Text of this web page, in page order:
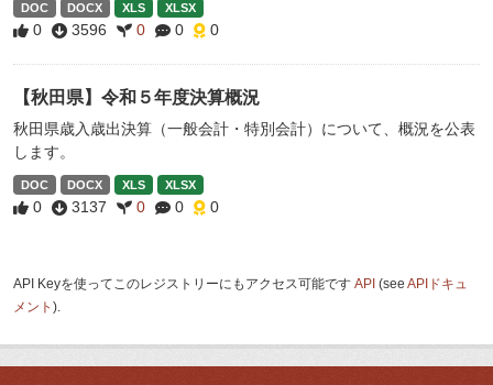
DOC DOCX XLS XLSX
0 3596 0 0 0
【秋田県】令和５年度決算概況
秋田県歳入歳出決算（一般会計・特別会計）について、概況を公表
します。
DOC DOCX XLS XLSX
0 3137 0 0 0
API Keyを使ってこのレジストリーにもアクセス可能です API (see APIドキュ
メント ).